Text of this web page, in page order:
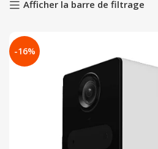
Afficher la barre de filtrage
-16%